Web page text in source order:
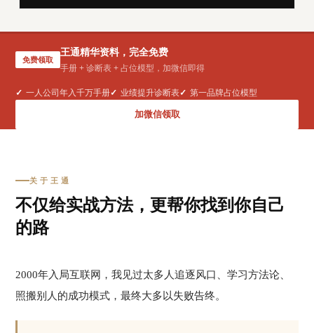
免费领取
王通精华资料，完全免费
手册 + 诊断表 + 占位模型，加微信即得
一人公司年入千万手册 业绩提升诊断表 第一品牌占位模型
加微信领取
关于王通
不仅给实战方法，更帮你找到你自己
的路
2000年入局互联网，我见过太多人追逐风口、学习方法论、
照搬别人的成功模式，最终大多以失败告终。